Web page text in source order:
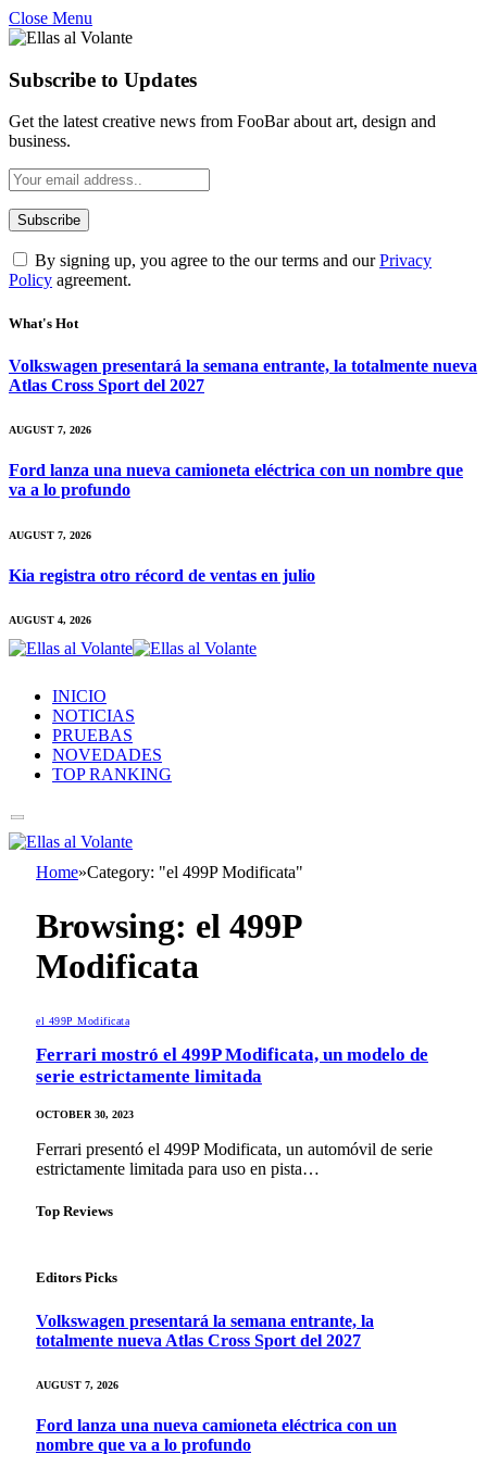
Close Menu
Subscribe to Updates
Get the latest creative news from FooBar about art, design and
business.
By signing up, you agree to the our terms and ourPrivacy
Policy agreement.
What's Hot
Volkswagen presentará la semana entrante, la totalmente nueva
Atlas Cross Sport del 2027
AUGUST 7, 2026
Ford lanza una nueva camioneta eléctrica con un nombre que
va a lo profundo
AUGUST 7, 2026
Kia registra otro récord de ventas en julio
AUGUST 4, 2026
INICIO
NOTICIAS
PRUEBAS
NOVEDADES
TOP RANKING
Home»Category: "el 499P Modificata"
Browsing: el 499P
Modificata
el 499P Modificata
Ferrari mostró el 499P Modificata, un modelo de
serie estrictamente limitada
OCTOBER 30, 2023
Ferrari presentó el 499P Modificata, un automóvil de serie
estrictamente limitada para uso en pista…
Top Reviews
Editors Picks
Volkswagen presentará la semana entrante, la
totalmente nueva Atlas Cross Sport del 2027
AUGUST 7, 2026
Ford lanza una nueva camioneta eléctrica con un
nombre que va a lo profundo